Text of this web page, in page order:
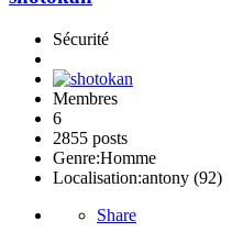
Sécurité
Membres
6
2855 posts
Genre:Homme
Localisation:antony (92)
Share